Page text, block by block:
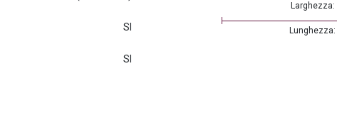
SI
SI
Larghezza:
Lunghezza: